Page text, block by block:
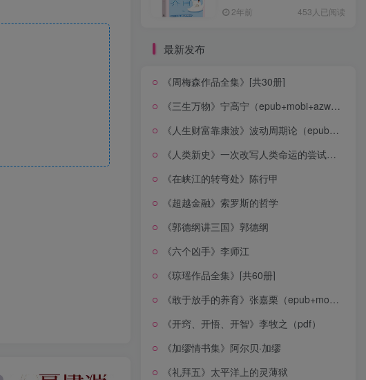
2年前 453人已阅读
最新发布
《周梅森作品全集》[共30册]
《三生万物》宁高宁（epub+mobi+azw3+pdf）
《人生财富靠康波》波动周期论（epub+mobi+azw3+pdf）
《人类新史》一次改写人类命运的尝试（epub+mobi+azw3+pdf）
《在峡江的转弯处》陈行甲
《超越金融》索罗斯的哲学
《郭德纲讲三国》郭德纲
《六个凶手》李师江
《琼瑶作品全集》[共60册]
《敢于放手的养育》张嘉栗（epub+mobi+azw3+pdf）
《开窍、开悟、开智》李牧之（pdf）
《加缪情书集》阿尔贝·加缪
《礼拜五》太平洋上的灵薄狱